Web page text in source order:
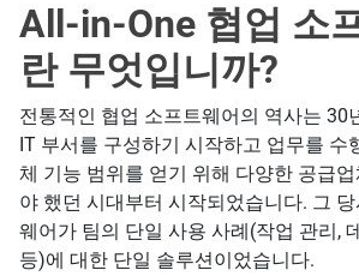
All-in-One 협업 소
란 무엇입니까?
전통적인 협업 소프트웨어의 역사는 30
IT 부서를 구성하기 시작하고 업무를 수
체 기능 범위를 얻기 위해 다양한 공급
야 했던 시대부터 시작되었습니다. 그
웨어가 팀의 단일 사용 사례(작업 관리,
등)에 대한 단일 솔루션이었습니다.